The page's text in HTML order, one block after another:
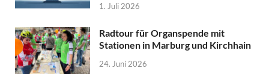
1. Juli 2026
Radtour für Organspende mit
Stationen in Marburg und Kirchhain
24. Juni 2026